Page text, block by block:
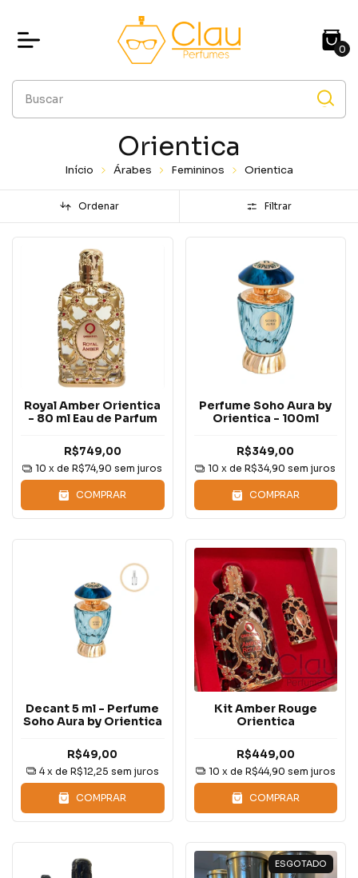
0
Orientica
Início Árabes Femininos Orientica
Ordenar Filtrar
Royal Amber Orientica
- 80 ml Eau de Parfum
R$749,00
10 x deR$74,90 sem juros
COMPRAR
Perfume Soho Aura by
Orientica - 100ml
R$349,00
10 x deR$34,90 sem juros
COMPRAR
Decant 5 ml - Perfume
Soho Aura by Orientica
R$49,00
4 x de R$12,25 sem juros
COMPRAR
Kit Amber Rouge
Orientica
R$449,00
10 x de R$44,90 sem juros
COMPRAR
ESGOTADO